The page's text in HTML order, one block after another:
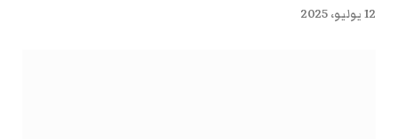
12 يوليو، 2025